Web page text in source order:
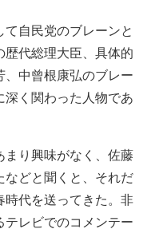
自民党のブレーンと
歴代総理大臣、具体的
、中曾根康弘のブレー
深く関わった人物であ
まり興味がなく、佐藤
などと聞くと、それだ
時代を送ってきた。非
テレビでのコメンテー